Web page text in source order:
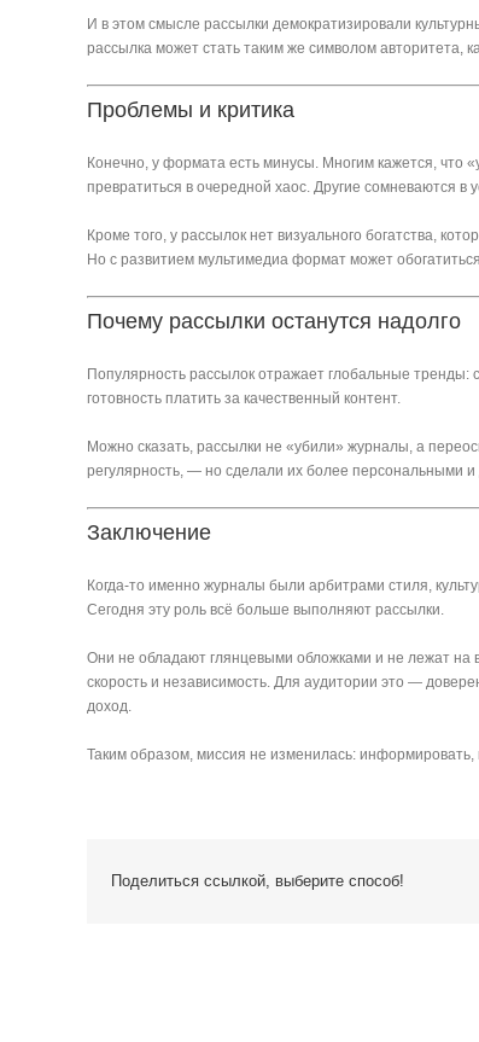
И в этом смысле рассылки демократизировали
рассылка может стать таким же символом авторитета,
Проблемы и критика
Конечно, у формата есть минусы. Многим кажется, что
превратиться в очередной хаос. Другие сомневаются в
Кроме того, у рассылок нет визуального богатства,
Но с развитием мультимедиа формат может
Почему рассылки останутся надолго
Популярность рассылок отражает глобальные
готовность платить за качественный контент.
Можно сказать, рассылки не «убили» журналы, а
регулярность, — но сделали их более персональными и
Заключение
Когда-то именно журналы были арбитрами стиля,
Сегодня эту роль всё больше выполняют рассылки.
Они не обладают глянцевыми обложками и не лежат на
скорость и независимость. Для аудитории это —
доход.
Таким образом, миссия не изменилась: информировать,
Поделиться ссылкой, выберите способ!